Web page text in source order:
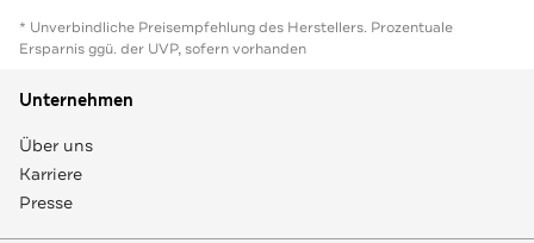
* Unverbindliche Preisempfehlung des Herstellers. Prozentuale
Ersparnis ggü. der UVP, sofern vorhanden
Unternehmen
Über uns
Karriere
Presse